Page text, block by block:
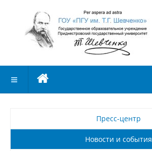
Пресс-центр
Новости и события